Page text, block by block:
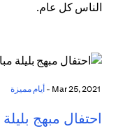
الناس كل عام.
أيام مميزة
احتفال مبهج